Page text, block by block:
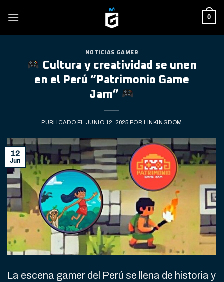
0
NOTICIAS GAMER
Cultura y creatividad se unen
en el Perú “Patrimonio Game
Jam”
PUBLICADO EL JUNIO 12, 2025 POR LINKINGDOM
12
Jun
La escena gamer del Perú se llena de historia y